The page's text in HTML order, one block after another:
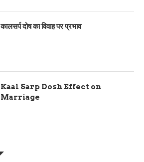
कालसर्प दोष का विवाह पर प्रभाव
Kaal Sarp Dosh Effect on
Marriage